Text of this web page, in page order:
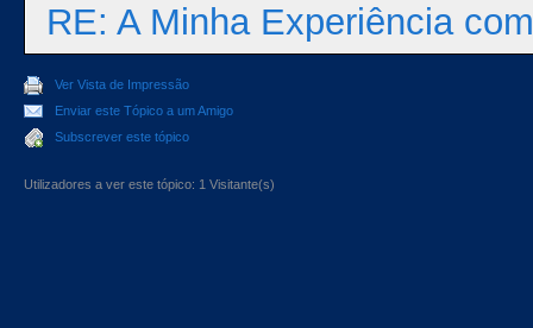
RE: A Minha Experiência
Ver Vista de Impressão
Enviar este Tópico a um Amigo
Subscrever este tópico
Utilizadores a ver este tópico: 1 Visitante(s)